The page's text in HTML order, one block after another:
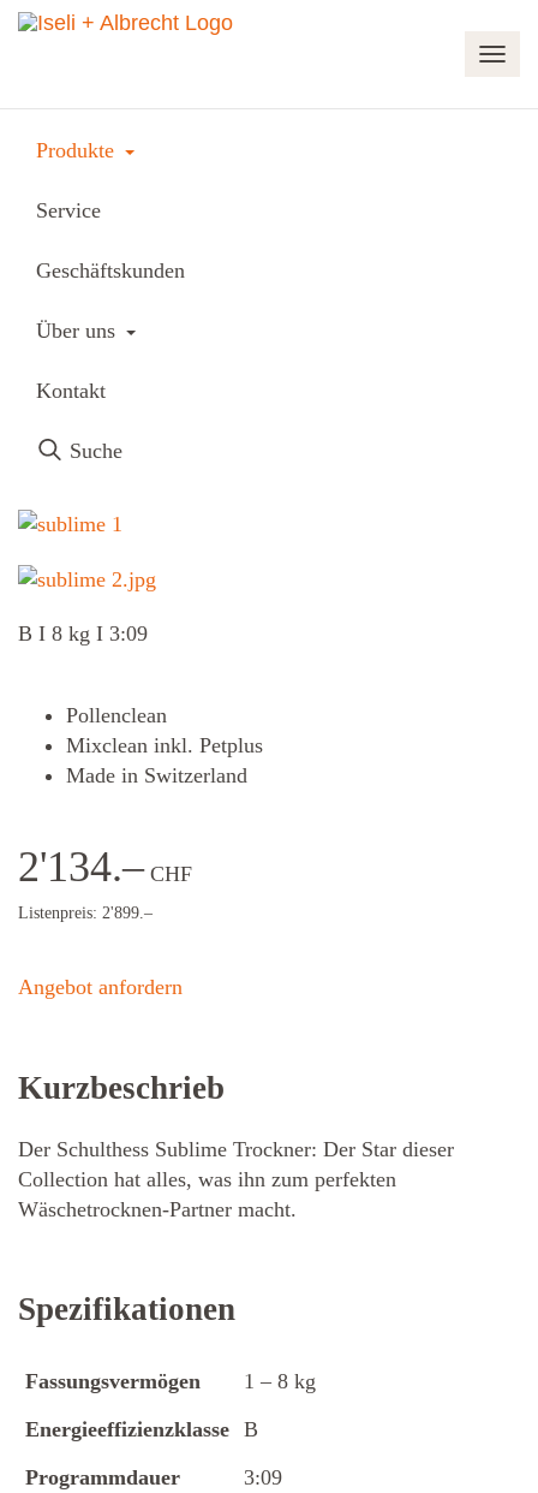
Produkte Toggle Dropdown
Service
Geschäftskunden
Über uns Toggle Dropdown
Kontakt
Suche
Produkte
Wäschepflege
Schulthess
Schulthess Sublime
B I 8 kg I 3:09
Pollenclean
Mixclean inkl. Petplus
Made in Switzerland
2'134.–CHF
Listenpreis: 2'899.–
Angebot anfordern
Kurzbeschrieb
Der Schulthess Sublime Trockner: Der Star dieser
Collection hat alles, was ihn zum perfekten
Wäschetrocknen-Partner macht.
Spezifikationen
Fassungsvermögen
1 – 8 kg
Energieeffizienzklasse B
Programmdauer
3:09